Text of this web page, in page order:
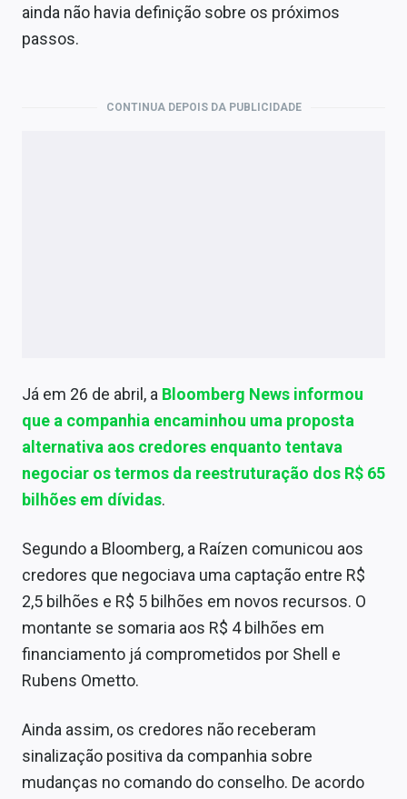
ainda não havia definição sobre os próximos
passos.
CONTINUA DEPOIS DA PUBLICIDADE
Já em 26 de abril, a Bloomberg News informou
que a companhia encaminhou uma proposta
alternativa aos credores enquanto tentava
negociar os termos da reestruturação dos R$ 65
bilhões em dívidas.
Segundo a Bloomberg, a Raízen comunicou aos
credores que negociava uma captação entre R$
2,5 bilhões e R$ 5 bilhões em novos recursos. O
montante se somaria aos R$ 4 bilhões em
financiamento já comprometidos por Shell e
Rubens Ometto.
Ainda assim, os credores não receberam
sinalização positiva da companhia sobre
mudanças no comando do conselho. De acordo